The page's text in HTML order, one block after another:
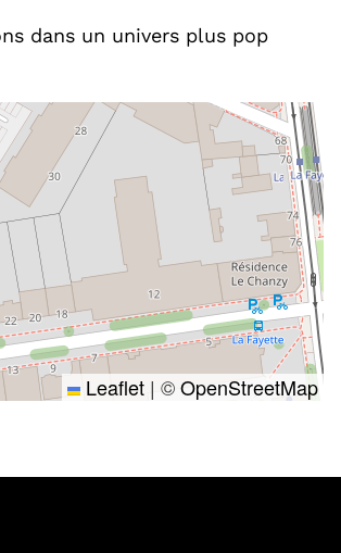
dans un univers plus pop
Leaflet | ©OpenStreetMap